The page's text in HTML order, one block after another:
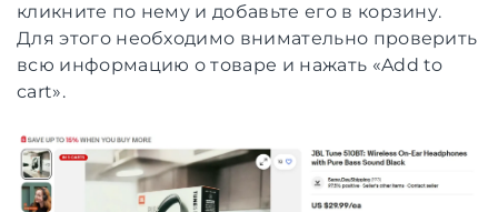
кликните по нему и добавьте его в корзину.
Для этого необходимо внимательно проверить
всю информацию о товаре и нажать «Add to
cart».